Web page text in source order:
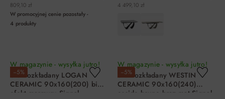
809,10 zł
W promocyjnej cenie pozostały -
4 produkty
4 499,10 zł
−5%
W magazynie - wysyłka jutro!
Stół rozkładany LOGAN
CERAMIC 90x160(200) biały
efekt marmuru Signal
−5%
W magazynie - wysyłka jutro!
Stół rozkładany WESTIN
CERAMIC 90x160(240)
ossido bruno brąz mat Signal